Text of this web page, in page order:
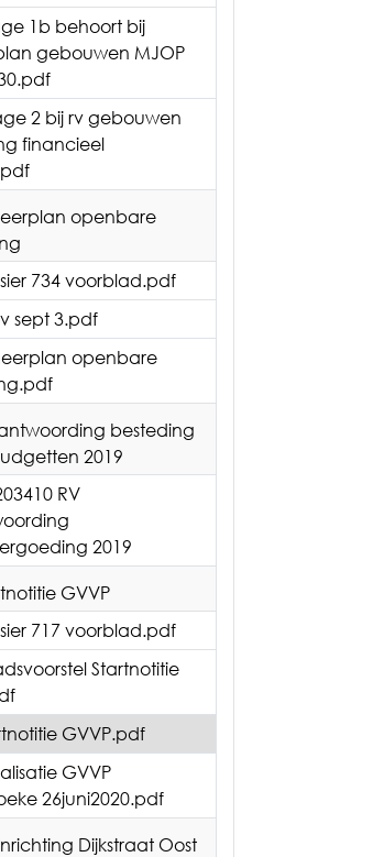
1b behoort bij
gebouwen MJOP
2 bij rv gebouwen
financieel
openbare
734 voorblad.pdf
sept 3.pdf
openbare
besteding
2019
RV
2019
GVVP
717 voorblad.pdf
Startnotitie
GVVP.pdf
GVVP
26juni2020.pdf
Dijkstraat Oost